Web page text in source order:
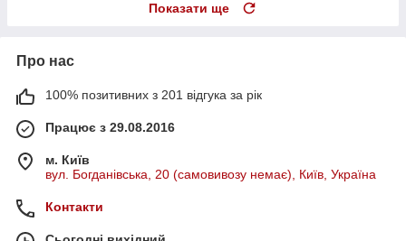
Показати ще
Про нас
100% позитивних з 201 відгука за рік
Працює з 29.08.2016
м. Київ
вул. Богданівська, 20 (самовивозу немає), Київ, Україна
Контакти